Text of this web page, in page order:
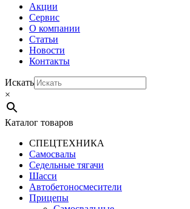
Акции
Сервис
О компании
Статьи
Новости
Контакты
Искать
×
Каталог товаров
СПЕЦТЕХНИКА
Самосвалы
Седельные тягачи
Шасси
Автобетоно­смесители
Прицепы